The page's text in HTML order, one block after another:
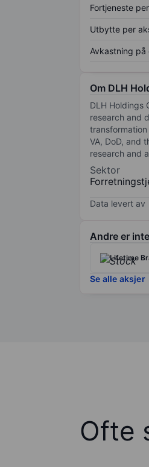
Fortjeneste
Utbytte per
Avkastning
Om DLH
DLH Holdings
research and
VA, DoD, and
research and
Sektor
Data levert av
Andre er
Lifetime
Se alle aksjer
Ofte